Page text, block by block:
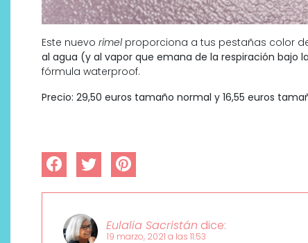
Este nuevo rimel proporciona a tus pestañas color
al agua (y al vapor que emana de la respiración bajo
fórmula waterproof.
Precio: 29,50 euros tamaño normal y 16,55 euros
Eulalia Sacristán dice:
19 marzo, 2021 a las 11:53